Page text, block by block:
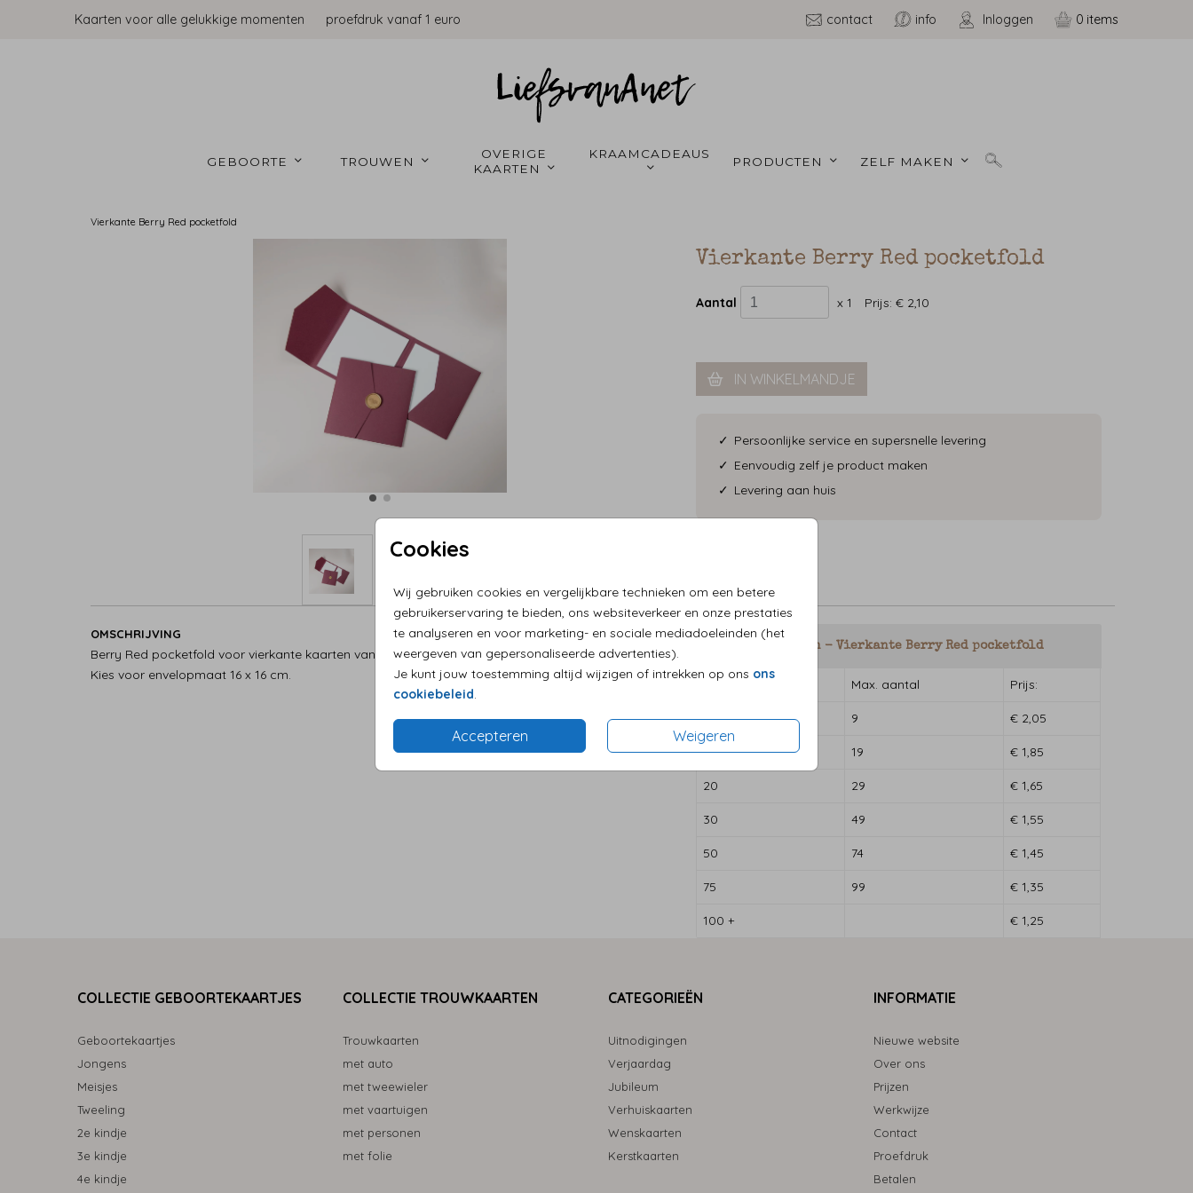
Kaarten voor alle gelukkige momenten proefdruk vanaf 1 euro contact info Inloggen 0
GEBOORTE TROUWEN
OVERIGE
KAARTEN
PRODUCTEN ZELF MAKEN
Cookies
Wij gebruiken cookies en vergelijkbare technieken om een betere
gebruikerservaring te bieden, ons websiteverkeer en onze prestaties
te analyseren en voor marketing- en sociale mediadoeleinden (het
weergeven van gepersonaliseerde advertenties).
Je kunt jouw toestemming altijd wijzigen of intrekken op ons ons
cookiebeleid.
Accepteren Weigeren
Vierkante Berry Red pocketfold
Vierkante Berry Red pocketfold
Aantal x 1 Prijs:€ 2,10
IN WINKELMANDJE
Persoonlijke service en supersnelle levering
Eenvoudig zelf je product maken
Levering aan huis
OMSCHRIJVING
Berry Red pocketfold voor vierkante kaarten van 13 x 13 cm. Formaat pocketfold: 14,5 x 14,5 cm.
Kies voor envelopmaat 16 x 16 cm.
Overzicht prijzen - Vierkante Berry Red pocketfold
Min. aantal Max. aantal Prijs:
2 9 € 2,05
10 19 € 1,85
20 29 € 1,65
30 49 € 1,55
50 74 € 1,45
75 99 € 1,35
100 + € 1,25
COLLECTIE GEBOORTEKAARTJES
Geboortekaartjes
Jongens
Meisjes
Tweeling
2e kindje
3e kindje
4e kindje
COLLECTIE TROUWKAARTEN
Trouwkaarten
met auto
met tweewieler
met vaartuigen
met personen
met folie
CATEGORIEËN
Uitnodigingen
Verjaardag
Jubileum
Verhuiskaarten
Wenskaarten
Kerstkaarten
INFORMATIE
Nieuwe website
Over ons
Prijzen
Werkwijze
Contact
Proefdruk
Betalen